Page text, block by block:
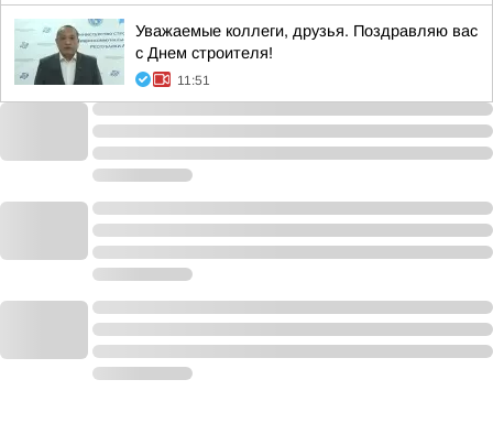
Уважаемые коллеги, друзья. Поздравляю вас
с Днем строителя!
11:51